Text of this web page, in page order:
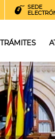
SEDE
TRÁMITES